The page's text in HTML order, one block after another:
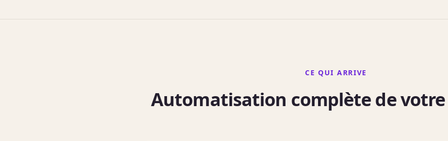
CE QUI ARRIVE
Automatisation complète de